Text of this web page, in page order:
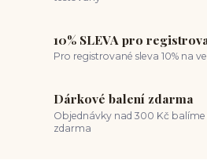
10% SLEVA pro
Pro registrované sleva 10% na
Dárkové balení zdarma
Objednávky nad 300 Kč
zdarma